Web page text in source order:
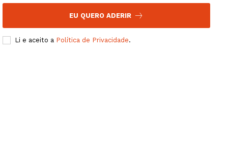
EU QUERO ADERIR
Li e aceito a Política de Privacidade.